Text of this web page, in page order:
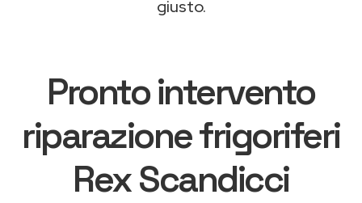
giusto.
Pronto intervento
riparazione frigoriferi
Rex Scandicci